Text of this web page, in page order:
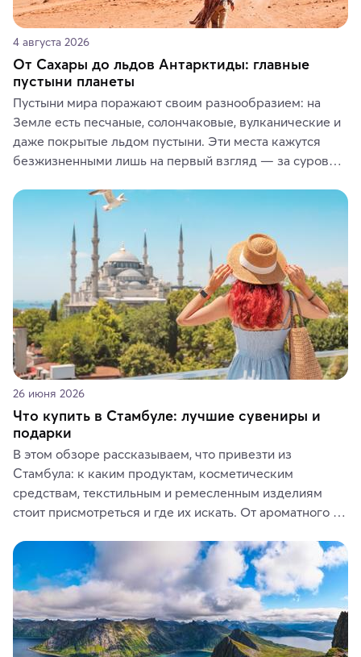
4 августа 2026
От Сахары до льдов Антарктиды: главные
пустыни планеты
Пустыни мира поражают своим разнообразием: на
Земле есть песчаные, солончаковые, вулканические и
даже покрытые льдом пустыни. Эти места кажутся
безжизненными лишь на первый взгляд — за суровой
животные и маршруты, которые дарят одни из самых
ярких впечатлений от путешествий.
26 июня 2026
Что купить в Стамбуле: лучшие сувениры и
подарки
В этом обзоре рассказываем, что привезти из
Стамбула: к каким продуктам, косметическим
средствам, текстильным и ремесленным изделиям
стоит присмотреться и где их искать. От ароматного
керамики и изделий из кожи на турецких рынках и в
аутентичных лавках — в подарок близким или себе на
память о путешествии.